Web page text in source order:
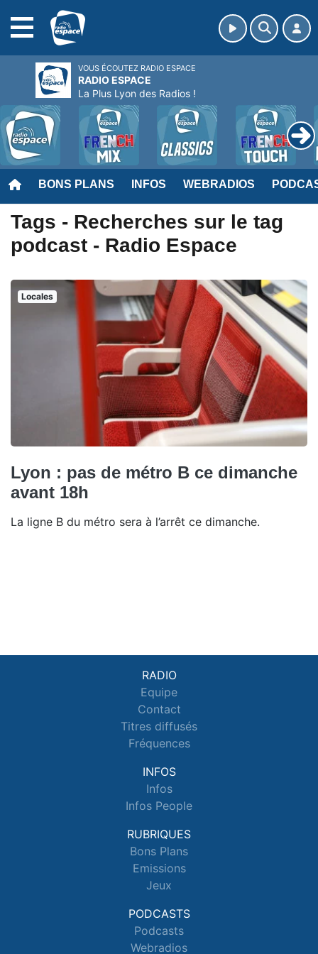
BONS PLANS INFOS WEBRADIOS
Tags - Recherches sur le tag
podcast - Radio Espace
Locales
Lyon : pas de métro B ce dimanche
avant 18h
La ligne B du métro sera à l’arrêt ce dimanche.
RADIO
Equipe
Contact
Titres diffusés
Fréquences
INFOS
Infos
Infos People
RUBRIQUES
Bons Plans
Emissions
Jeux
PODCASTS
Podcasts
Webradios
VOUS ÉCOUTEZ RADIO ESPACE
RADIO ESPACE
La Plus Lyon des Radios !